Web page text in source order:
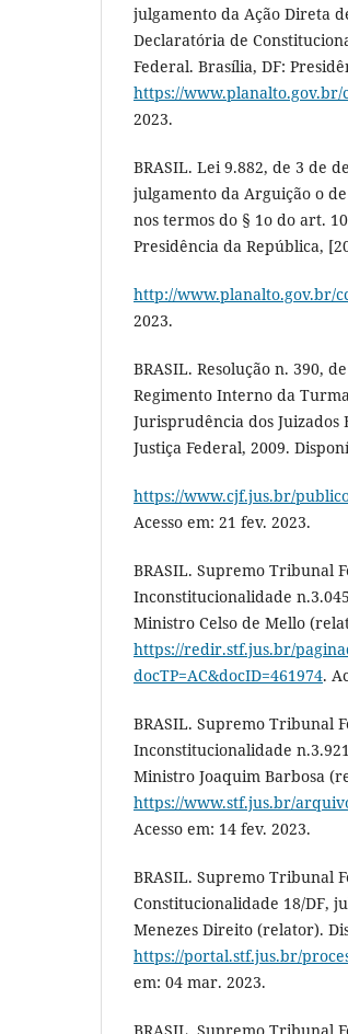
julgamento da Ação Direta
Declaratória de
Federal. Brasília, DF:
https://www.planalto.gov.br/
2023.
BRASIL. Lei 9.882, de 3 de
julgamento da Arguição o
nos termos do § 1o do art.
Presidência da República,
http://www.planalto.gov.br/
2023.
BRASIL. Resolução n. 390,
Regimento Interno da
Jurisprudência dos Juizados
Justiça Federal, 2009.
https://www.cjf.jus.br/
Acesso em: 21 fev. 2023.
BRASIL. Supremo Tribunal
Inconstitucionalidade
Ministro Celso de Mello
https://redir.stf.jus.br/
docTP=AC&docID=461974.
BRASIL. Supremo Tribunal
Inconstitucionalidade
Ministro Joaquim Barbosa
https://www.stf.jus.br/
Acesso em: 14 fev. 2023.
BRASIL. Supremo Tribunal
Constitucionalidade 18/DF,
Menezes Direito (relator).
https://portal.stf.jus.br/
em: 04 mar. 2023.